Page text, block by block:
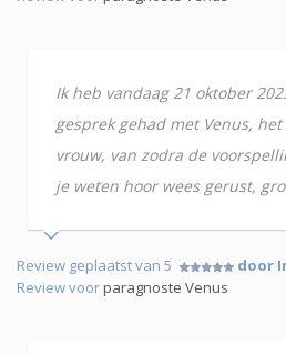
Ik heb vandaag 21 oktober
gesprek gehad met Venus,
vrouw, van zodra de
je weten hoor wees gerust,
Review geplaatst van 5
door
Review voorparagnoste Venus